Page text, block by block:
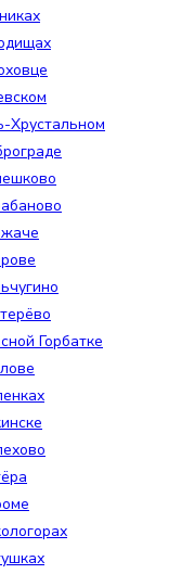
Хрустальном
Горбатке